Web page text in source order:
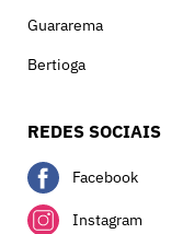
Guararema
Bertioga
REDES SOCIAIS
Facebook
Instagram